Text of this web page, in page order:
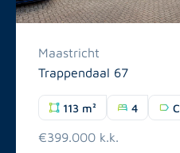
Maastricht
Trappendaal 67
113 m² 4 C
€399.000 k.k.